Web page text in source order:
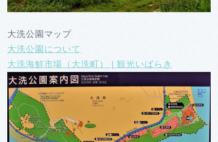
大洗公園マップ
大洗公園について
大洗海鮮市場（大洗町） | 観光いばらき